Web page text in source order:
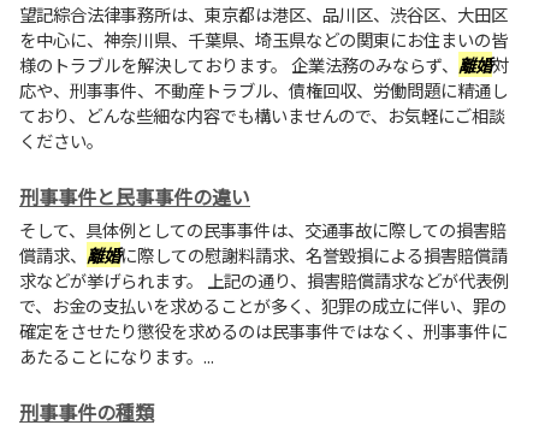
望記綜合法律事務所は、東京都は港区、品川区、渋谷区、大田区
を中心に、神奈川県、千葉県、埼玉県などの関東にお住まいの皆
様のトラブルを解決しております。 企業法務のみならず、 離婚対
応や、刑事事件、不動産トラブル、債権回収、労働問題に精通し
ており、どんな些細な内容でも構いませんので、お気軽にご相談
ください。
刑事事件と民事事件の違い
そして、具体例としての民事事件は、交通事故に際しての損害賠
償請求、 離婚に際しての慰謝料請求、名誉毀損による損害賠償請
求などが挙げられます。 上記の通り、損害賠償請求などが代表例
で、お金の支払いを求めることが多く、犯罪の成立に伴い、罪の
確定をさせたり懲役を求めるのは民事事件ではなく、刑事事件に
あたることになります。...
刑事事件の種類